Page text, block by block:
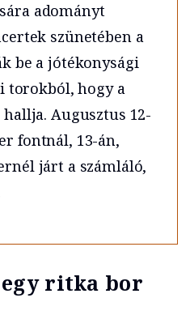
adományt
szünetében a
be a jótékonysági
torokból, hogy a
Augusztus 12-
fontnál, 13-án,
járt a számláló,
ritka bor